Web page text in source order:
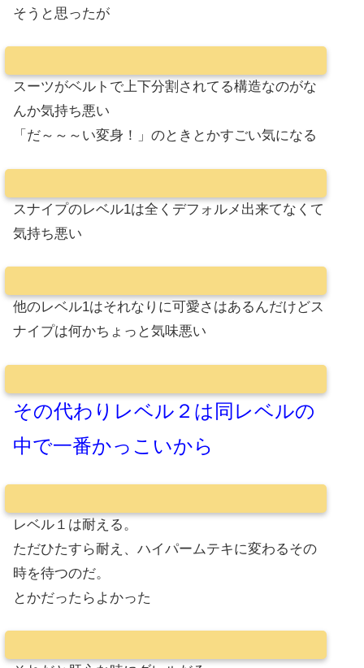
そうと思ったが
スーツがベルトで上下分割されてる構造なのがな
んか気持ち悪い
「だ～～～い変身！」のときとかすごい気になる
スナイプのレベル1は全くデフォルメ出来てなくて
気持ち悪い
他のレベル1はそれなりに可愛さはあるんだけどス
ナイプは何かちょっと気味悪い
その代わりレベル２は同レベルの
中で一番かっこいから
レベル１は耐える。
ただひたすら耐え、ハイパームテキに変わるその
時を待つのだ。
とかだったらよかった